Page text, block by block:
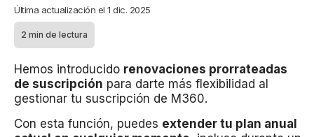
Última actualización el 1 dic. 2025
2 min de lectura
Hemos introducido renovaciones prorrateadas
de suscripción para darte más flexibilidad al
gestionar tu suscripción de M360.
Con esta función, puedes extender tu plan anual